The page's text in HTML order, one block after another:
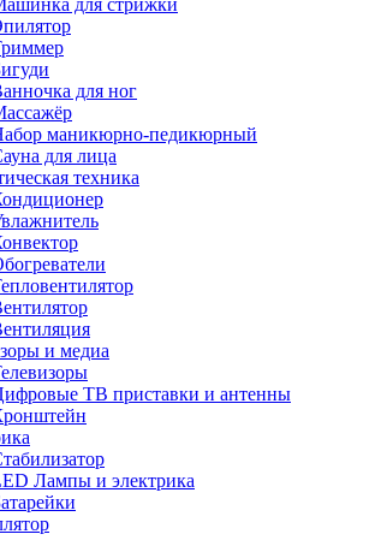
для стрижки
для ног
маникюрно-педикюрный
для лица
техника
и медиа
ТВ приставки и антенны
Лампы и электрика